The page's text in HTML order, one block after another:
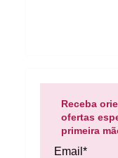
Receba
ofertas
primeira
Email*